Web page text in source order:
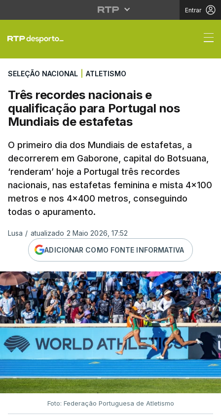
Entrar
Três recordes
SELEÇÃO NACIONAL ATLETISMO
Três recordes nacionais e
qualificação para Portugal nos
Mundiais de estafetas
O primeiro dia dos Mundiais de estafetas, a
decorrerem em Gaborone, capital do Botsuana,
‘renderam’ hoje a Portugal três recordes
nacionais, nas estafetas feminina e mista 4x100
metros e nos 4x400 metros, conseguindo
todas o apuramento.
Lusa / atualizado 2 Maio 2026, 17:52
ADICIONAR COMO FONTE INFORMATIVA
Foto: Federação Portuguesa de Atletismo